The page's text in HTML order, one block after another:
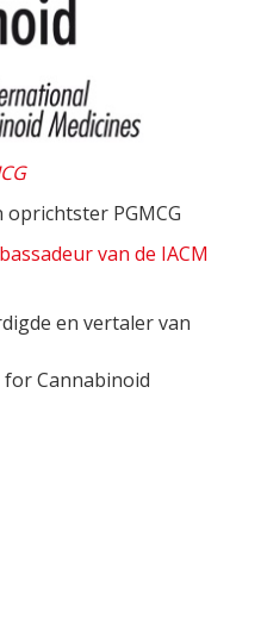
PGMCG
van de IACM
en vertaler van
Cannabinoid